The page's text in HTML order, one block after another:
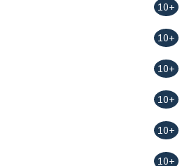
10+
10+
10+
10+
10+
10+